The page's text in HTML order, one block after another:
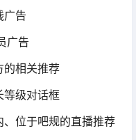
广告
广告
的相关推荐
等级对话框
位于吧规的直播推荐